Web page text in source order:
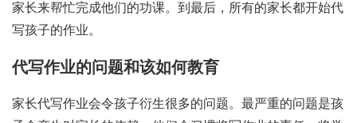
家长来帮忙完成他们的功课。到最后，所有的家长都开始代
写孩子的作业。
代写作业的问题和该如何教育
家长代写作业会令孩子衍生很多的问题。最严重的问题是孩